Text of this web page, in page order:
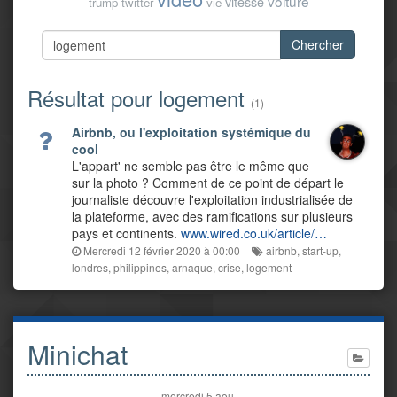
Chercher
Résultat pour logement (1)
Airbnb, ou l'exploitation systémique du
cool
L'appart' ne semble pas être le même que
sur la photo ? Comment de ce point de départ le
journaliste découvre l'exploitation industrialisée de
la plateforme, avec des ramifications sur plusieurs
pays et continents. www.wired.co.uk/article/…
Mercredi 12 février 2020 à 00:00 airbnb, start-up,
londres, philippines, arnaque, crise, logement
Minichat